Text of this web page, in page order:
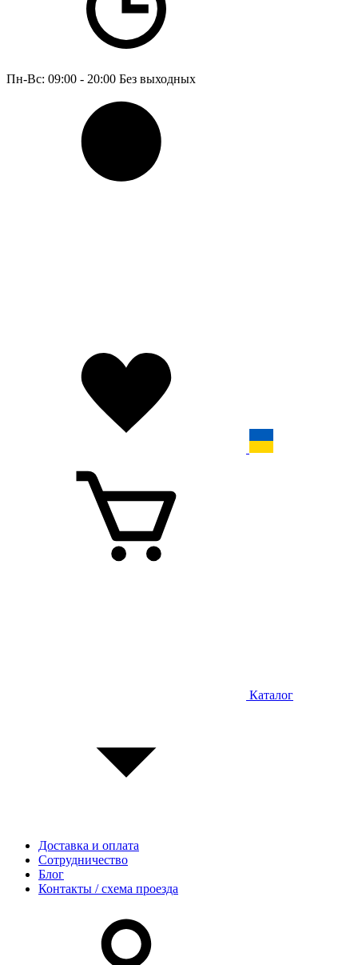
Пн-Вс: 09:00 - 20:00 Без выходных
Каталог
Доставка и оплата
Сотрудничество
Блог
Контакты / схема проезда